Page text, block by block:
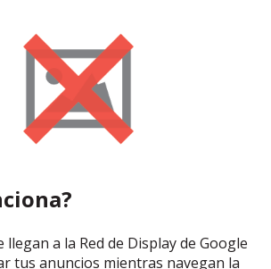
a la Red de Display de Google
tus anuncios mientras navegan la